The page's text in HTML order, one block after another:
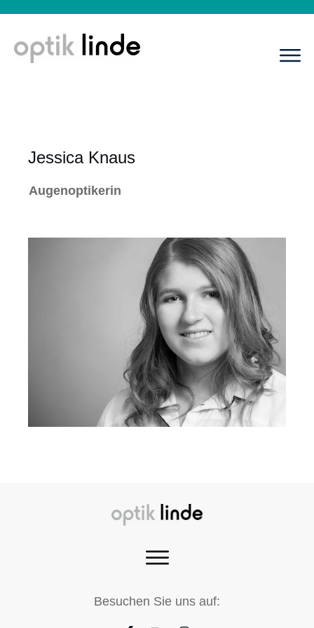
Jessica Knaus
Augenoptikerin
Besuchen Sie uns auf: